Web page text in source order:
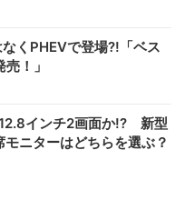
くPHEVで登場?!「ベス
！」
インチ2画面か!? 新型
ニターはどちらを選ぶ？